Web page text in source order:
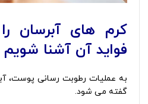
کرم های آبرسان
فواید آن آشنا شویم
به عملیات رطوبت رسانی پوست،
گفته می شود.